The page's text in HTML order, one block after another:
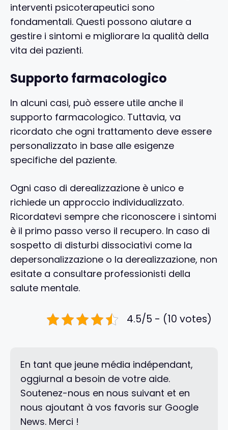
interventi psicoterapeutici sono
fondamentali. Questi possono aiutare a
gestire i sintomi e migliorare la qualità della
vita dei pazienti.
Supporto farmacologico
In alcuni casi, può essere utile anche il
supporto farmacologico. Tuttavia, va
ricordato che ogni trattamento deve essere
personalizzato in base alle esigenze
specifiche del paziente.
Ogni caso di derealizzazione è unico e
richiede un approccio individualizzato.
Ricordatevi sempre che riconoscere i sintomi
è il primo passo verso il recupero. In caso di
sospetto di disturbi dissociativi come la
depersonalizzazione o la derealizzazione, non
esitate a consultare professionisti della
salute mentale.
4.5/5 - (10 votes)
En tant que jeune média indépendant,
oggiurnal a besoin de votre aide.
Soutenez-nous en nous suivant et en
nous ajoutant à vos favoris sur Google
News. Merci !